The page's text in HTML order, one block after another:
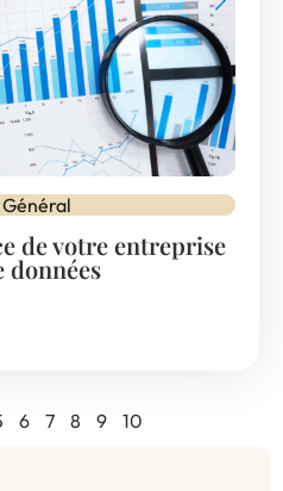
Général
de votre entreprise
données
6 7 8 9 10